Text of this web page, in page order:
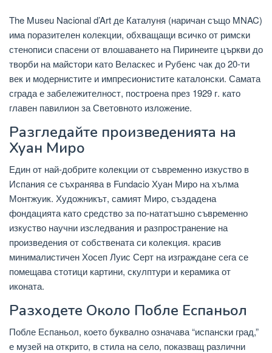
The Museu Nacional d’Art де Каталуня (наричан също MNAC)
има поразителен колекции, обхващащи всичко от римски
стенописи спасени от влошаването на Пиринеите църкви до
творби на майстори като Веласкес и Рубенс чак до 20-ти
век и модернистите и импресионистите каталонски. Самата
сграда е забележителност, построена през 1929 г. като
главен павилион за Световното изложение.
Разгледайте произведенията на
Хуан Миро
Един от най-добрите колекции от съвременно изкуство в
Испания се съхранява в Fundacio Хуан Миро на хълма
Монтжуик. Художникът, самият Миро, създадена
фондацията като средство за по-нататъшно съвременно
изкуство научни изследвания и разпространение на
произведения от собствената си колекция. красив
минималистичен Хосеп Луис Серт на изграждане сега се
помещава стотици картини, скулптури и керамика от
иконата.
Разходете Около Побле Еспаньол
Побле Еспаньол, което буквално означава “испански град,”
е музей на открито, в стила на село, показващ различни